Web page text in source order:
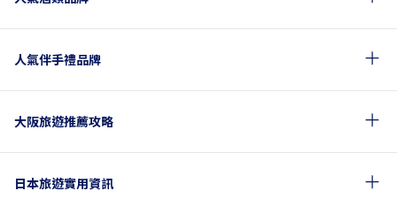
人氣伴手禮品牌
大阪旅遊推薦攻略
日本旅遊實用資訊